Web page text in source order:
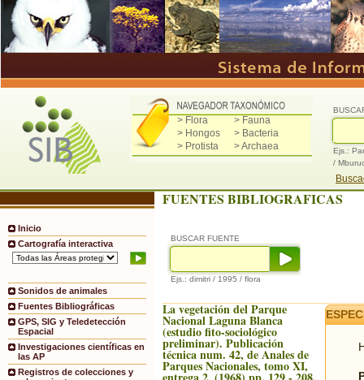
> Flora
> Fauna
> Hongos
> Bacteria
> Protista
> Archaea
Ejs.:
/
Inicio
Cartografía interactiva
Sonidos de animales
Fuentes Bibliográficas
GPS, SIG y Teledetección
Espacial
Investigaciones científicas en
las AP
Registros de colecciones y
FUENTES BIBLIOGRAFICAS
BUSCAR FUENTE
Ejs.: dimitri / 1995 / flora
La vegetación del Parque
Nacional Laguna Blanca
(estudio fito-sociológico
preliminar). Publicación
técnica num. 42, de Anales de
Parques Nacionales, tomo XI,